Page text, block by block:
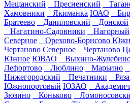
Мещанский
Пресненский
Хамовники
Якиманка ЮАО
Братеево
Даниловский Донской
Нагатино-Садовники
Нагорный
Северное
Орехово-Борисово
Чертаново Северное
Чертаново
Южное ЮВАО Выхино-
Лефортово
Люблино Марьино
Нижегородский
Печатники
Южнопортовый ЮЗАО
Зюзино
Коньково